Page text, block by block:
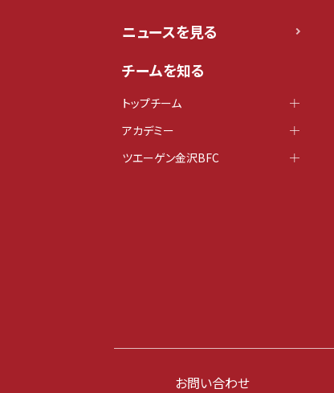
ニュースを見る
チームを知る
トップチーム
アカデミー
ツエーゲン金沢BFC
お問い合わせ